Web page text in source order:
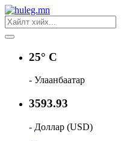
25° C
- Улаанбаатар
3593.93
- Доллар (USD)